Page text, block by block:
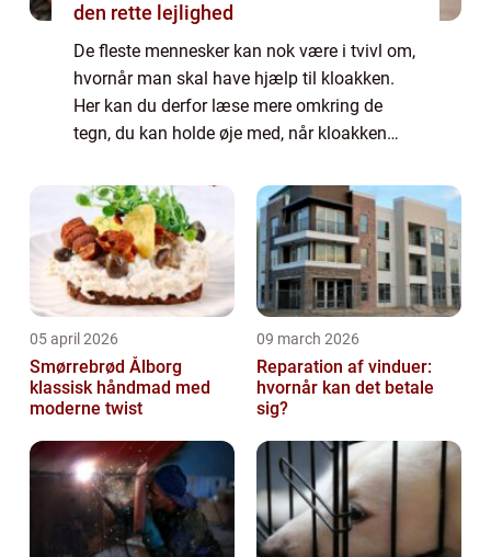
den rette lejlighed
De fleste mennesker kan nok være i tvivl om,
hvornår man skal have hjælp til kloakken.
Her kan du derfor læse mere omkring de
tegn, du kan holde øje med, når kloakken
05 april 2026
Smørrebrød Ålborg
klassisk håndmad med
moderne twist
09 march 2026
Reparation af vinduer:
hvornår kan det betale
sig?